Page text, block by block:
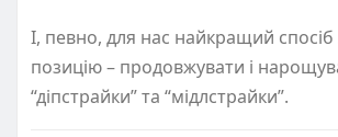
І, певно, для нас найкращий
позицію – продовжувати і
“діпстрайки” та “мідлстрайки”.